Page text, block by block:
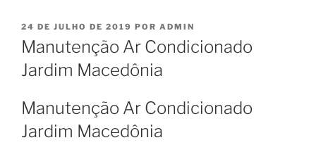
PUBLICADO
EM
24 DE JULHO DE 2019 POR ADMIN
Manutenção Ar Condicionado
Jardim Macedônia
Manutenção Ar Condicionado
Jardim Macedônia